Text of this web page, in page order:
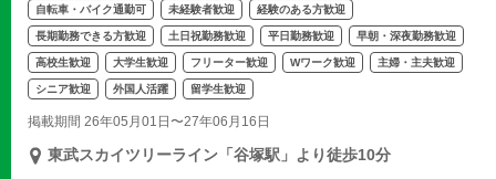
自転車・バイク通勤可 未経験者歓迎 経験のある方歓迎
長期勤務できる方歓迎 土日祝勤務歓迎 平日勤務歓迎 早朝・深夜勤務歓迎
高校生歓迎 大学生歓迎 フリーター歓迎 Wワーク歓迎 主婦・主夫歓迎
シニア歓迎 外国人活躍 留学生歓迎
掲載期間 26年05月01日〜27年06月16日
東武スカイツリーライン「谷塚駅」より徒歩10分